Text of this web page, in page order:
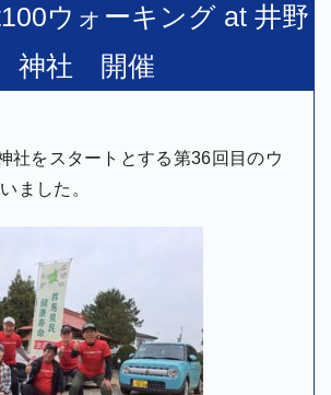
ウォーキング at 井野
神社 開催
をスタートとする第36回目のウ
ました。